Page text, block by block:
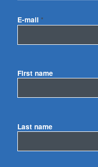
E-mail *
First name
Last name